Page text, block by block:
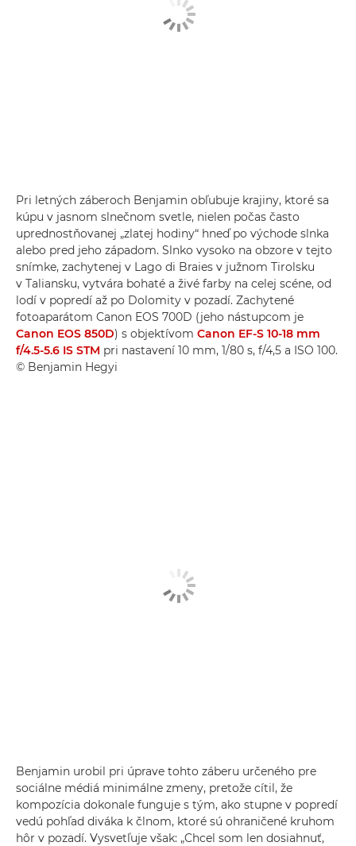
Pri letných záberoch Benjamin obľubuje krajiny, ktoré sa
kúpu v jasnom slnečnom svetle, nielen počas často
uprednostňovanej „zlatej hodiny“ hneď po východe slnka
alebo pred jeho západom. Slnko vysoko na obzore v tejto
snímke, zachytenej v Lago di Braies v južnom Tirolsku
v Taliansku, vytvára bohaté a živé farby na celej scéne, od
lodí v popredí až po Dolomity v pozadí. Zachytené
fotoaparátom Canon EOS 700D (jeho nástupcom je
Canon EOS 850D) s objektívom Canon EF-S 10-18 mm
f/4.5-5.6 IS STM pri nastavení 10 mm, 1/80 s, f/4,5 a ISO 100.
© Benjamin Hegyi
Benjamin urobil pri úprave tohto záberu určeného pre
sociálne médiá minimálne zmeny, pretože cítil, že
kompozícia dokonale funguje s tým, ako stupne v popredí
vedú pohľad diváka k člnom, ktoré sú ohraničené kruhom
hôr v pozadí. Vysvetľuje však: „Chcel som len dosiahnuť,